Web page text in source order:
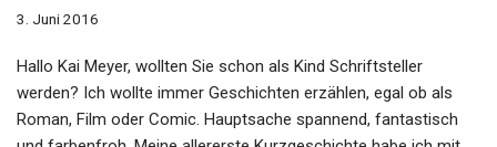
3. Juni 2016
Hallo Kai Meyer, wollten Sie schon als Kind Schriftsteller
werden? Ich wollte immer Geschichten erzählen, egal ob als
Roman, Film oder Comic. Hauptsache spannend, fantastisch